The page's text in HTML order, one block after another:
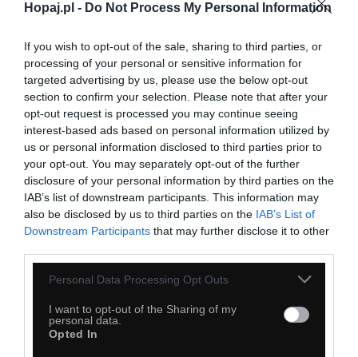
Hopaj.pl - Do Not Process My Personal Information
If you wish to opt-out of the sale, sharing to third parties, or
processing of your personal or sensitive information for
targeted advertising by us, please use the below opt-out
section to confirm your selection. Please note that after your
opt-out request is processed you may continue seeing
interest-based ads based on personal information utilized by
us or personal information disclosed to third parties prior to
your opt-out. You may separately opt-out of the further
disclosure of your personal information by third parties on the
IAB’s list of downstream participants. This information may
also be disclosed by us to third parties on the IAB’s List of
Downstream Participants that may further disclose it to other
Personal Data Processing Opt Outs
I want to opt-out of the Sharing of my
personal data.
Opted In
25
Kopiuj link
Dodaj do przyjaciół
Dobry ziomek